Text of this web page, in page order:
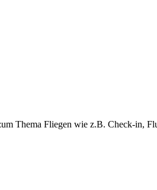
Thema Fliegen wie z.B. Check-in,